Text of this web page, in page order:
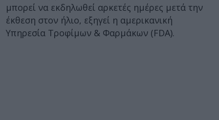
μπορεί να εκδηλωθεί αρκετές ημέρες μετά την
έκθεση στον ήλιο, εξηγεί η αμερικανική
Υπηρεσία Τροφίμων & Φαρμάκων (FDA).